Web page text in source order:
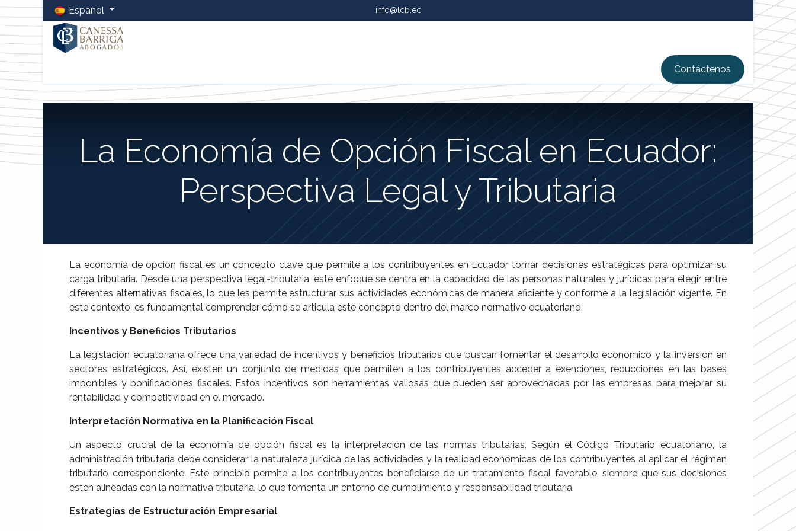
Español info@lcb.ec
Contácten​​os
La Economía de Opción Fiscal en Ecuador:
Perspectiva Legal y Tributaria
La economía de opción fiscal es un concepto clave que permite a los contribuyentes en Ecuador tomar decisiones estratégicas para optimizar su
carga tributaria. Desde una perspectiva legal-tributaria, este enfoque se centra en la capacidad de las personas naturales y jurídicas para elegir entre
diferentes alternativas fiscales, lo que les permite estructurar sus actividades económicas de manera eficiente y conforme a la legislación vigente. En
este contexto, es fundamental comprender cómo se articula este concepto dentro del marco normativo ecuatoriano.
Incentivos y Beneficios Tributarios
La legislación ecuatoriana ofrece una variedad de incentivos y beneficios tributarios que buscan fomentar el desarrollo económico y la inversión en
sectores estratégicos. Así, existen un conjunto de medidas que permiten a los contribuyentes acceder a exenciones, reducciones en las bases
imponibles y bonificaciones fiscales. Estos incentivos son herramientas valiosas que pueden ser aprovechadas por las empresas para mejorar su
rentabilidad y competitividad en el mercado.
Interpretación Normativa en la Planificación Fiscal
Un aspecto crucial de la economía de opción fiscal es la interpretación de las normas tributarias. Según el Código Tributario ecuatoriano, la
administración tributaria debe considerar la naturaleza jurídica de las actividades y la realidad económicas de los contribuyentes al aplicar el régimen
tributario correspondiente. Este principio permite a los contribuyentes beneficiarse de un tratamiento fiscal favorable, siempre que sus decisiones
estén alineadas con la normativa tributaria, lo que fomenta un entorno de cumplimiento y responsabilidad tributaria.
Estrategias de Estructuración Empresarial